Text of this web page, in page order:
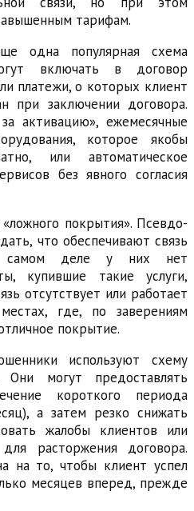
тарифам.
одна популярная схема
включать в договор
платежи, о которых клиент
при заключении договора.
активацию», ежемесячные
которое якобы
или автоматическое
без явного согласия
покрытия». Псевдо-
что обеспечивают связь
самом деле у них нет
купившие такие услуги,
отсутствует или работает
где, по заверениям
покрытие.
используют схему
Они могут предоставлять
короткого периода
а затем резко снижать
жалобы клиентов или
расторжения договора.
на то, чтобы клиент успел
месяцев вперед, прежде